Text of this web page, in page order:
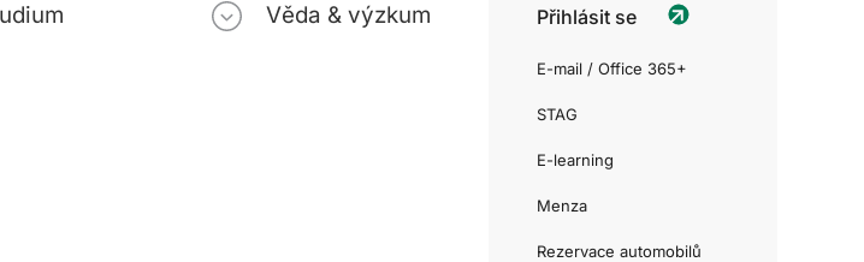
Věda & výzkum Přihlásit se
E-mail / Office 365+
STAG
E-learning
Menza
Rezervace automobilů